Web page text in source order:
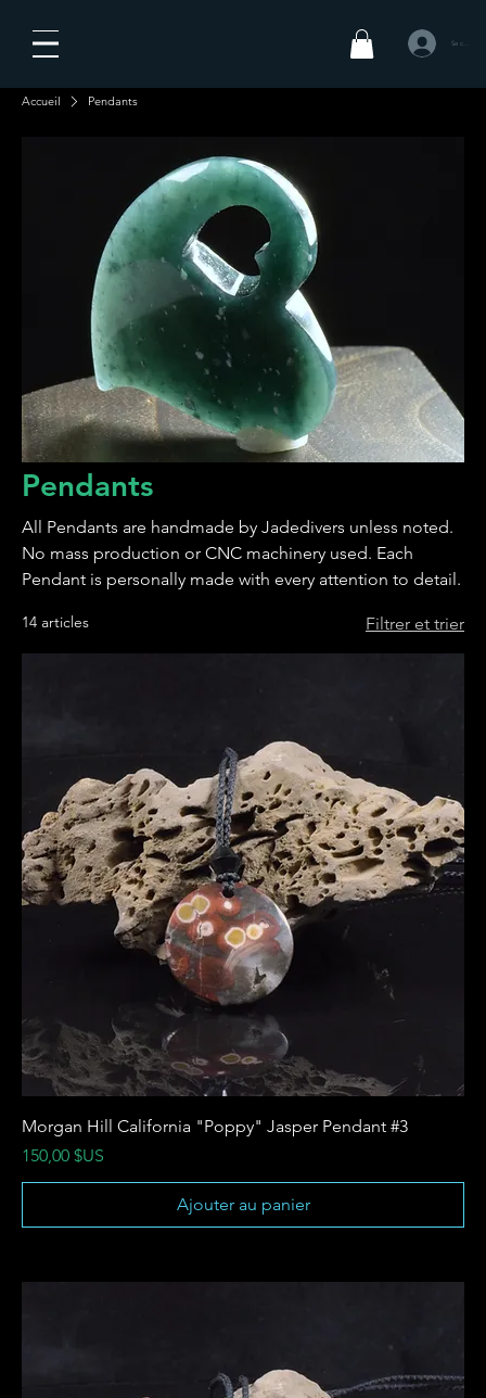
Se
Accueil Pendants
Pendants
All Pendants are handmade by Jadedivers unless noted.
No mass production or CNC machinery used. Each
Pendant is personally made with every attention to detail.
14 articles Filtrer et trier
Morgan Hill California "Poppy" Jasper Pendant #3
Prix
150,00 $US
Ajouter au panier